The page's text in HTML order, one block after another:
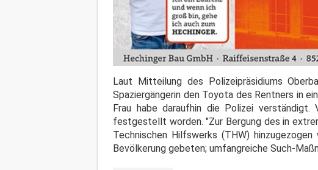
Laut Mitteilung des Polizeipräsidiums
Spaziergängerin den Toyota des Rentners in
Frau habe daraufhin die Polizei
festgestellt worden. "Zur Bergung des in
Technischen Hilfswerks (THW)
Bevölkerung gebeten; umfangreiche Such-